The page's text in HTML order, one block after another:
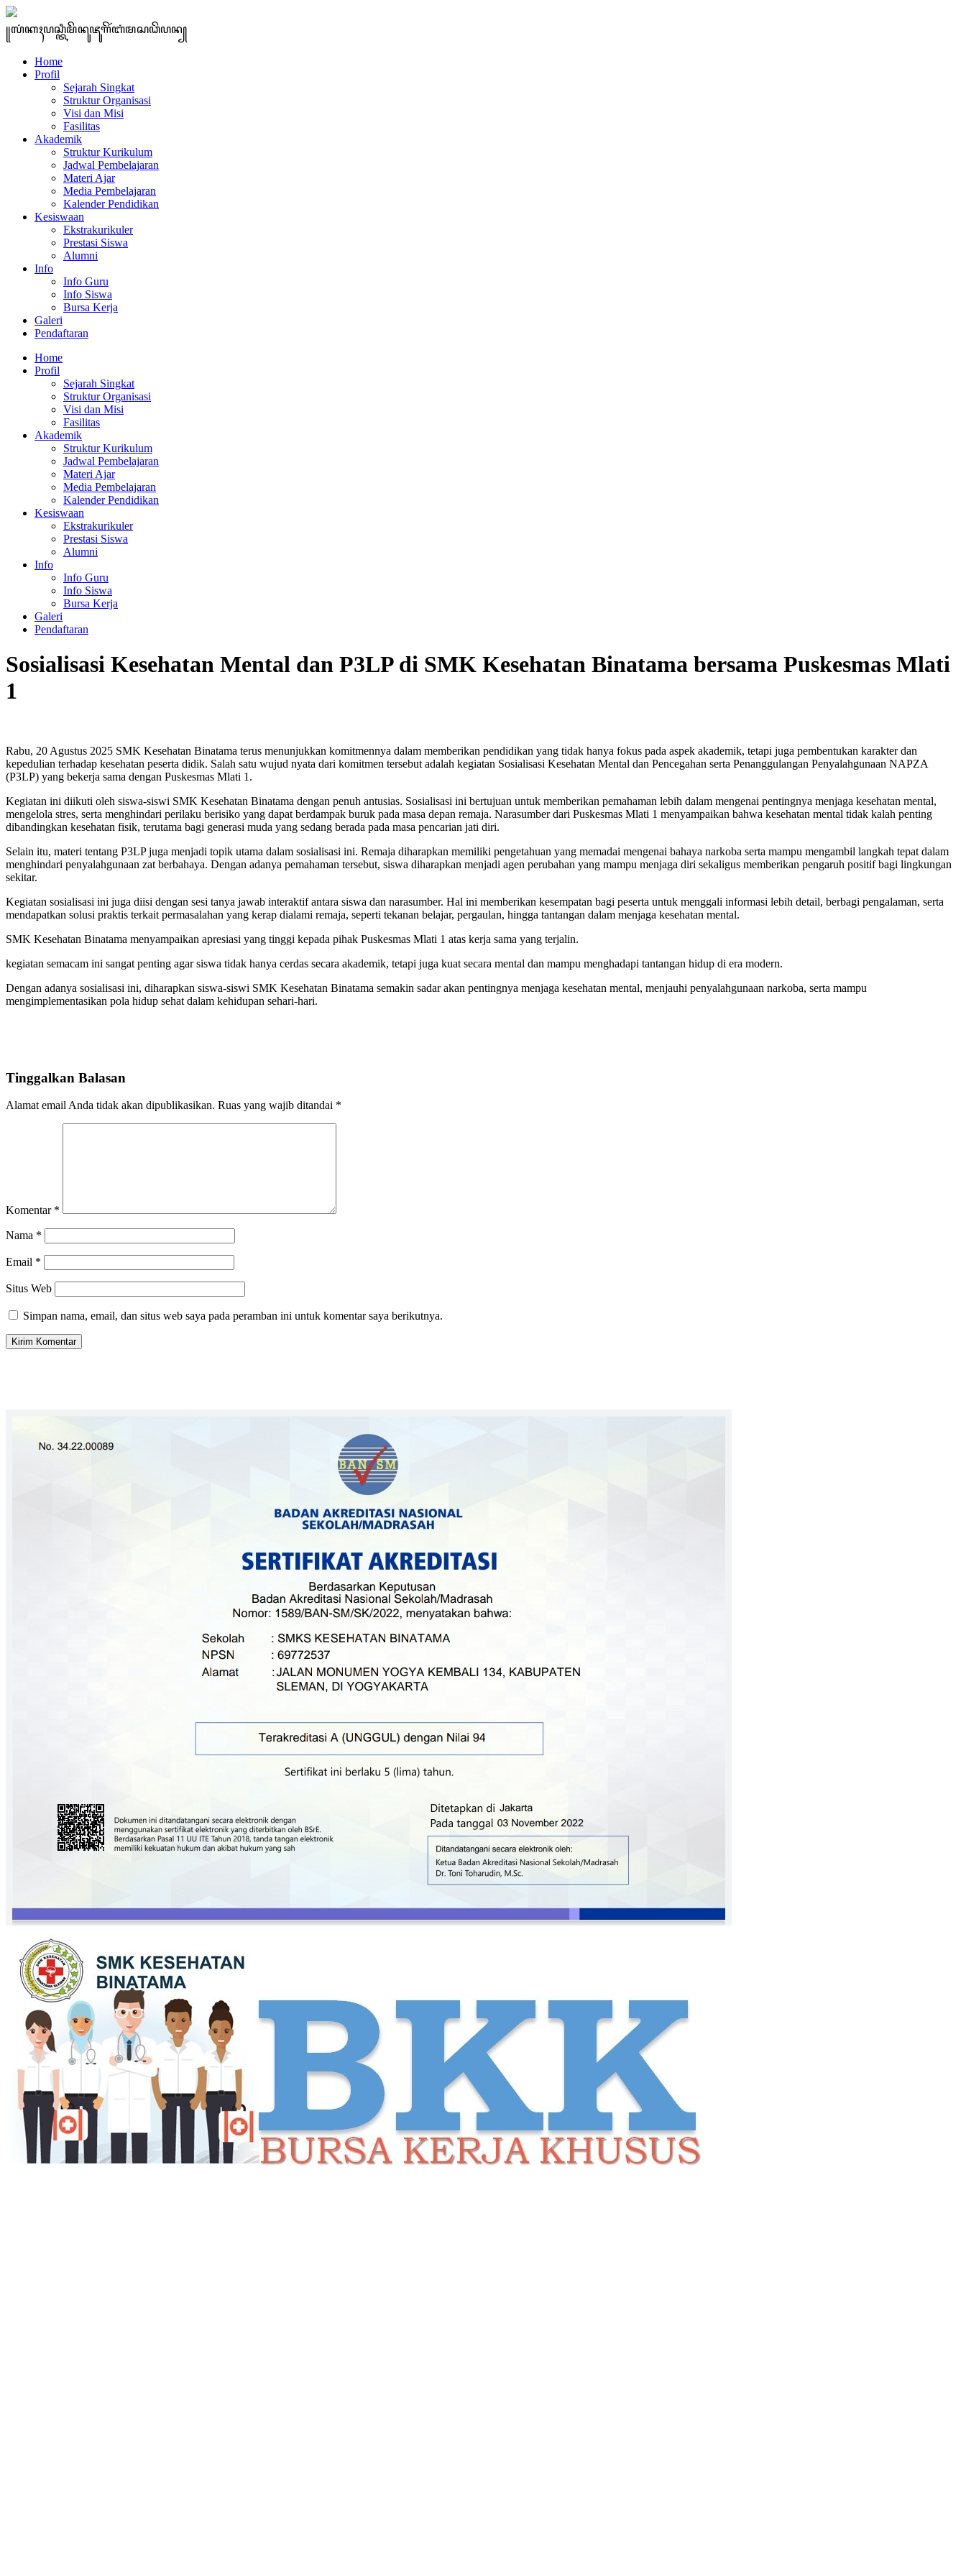
꧋ꦭꦁꦏꦃꦥꦱ꧀ꦠꦶꦩꦼꦤꦸꦗꦸꦒꦼꦂꦧꦁꦩꦱꦣꦼꦥꦤ꧀
Home
Profil
Sejarah Singkat
Struktur Organisasi
Visi dan Misi
Fasilitas
Akademik
Struktur Kurikulum
Jadwal Pembelajaran
Materi Ajar
Media Pembelajaran
Kalender Pendidikan
Kesiswaan
Ekstrakurikuler
Prestasi Siswa
Alumni
Info
Info Guru
Info Siswa
Bursa Kerja
Galeri
Pendaftaran
Home
Profil
Sejarah Singkat
Struktur Organisasi
Visi dan Misi
Fasilitas
Akademik
Struktur Kurikulum
Jadwal Pembelajaran
Materi Ajar
Media Pembelajaran
Kalender Pendidikan
Kesiswaan
Ekstrakurikuler
Prestasi Siswa
Alumni
Info
Info Guru
Info Siswa
Bursa Kerja
Galeri
Pendaftaran
Sosialisasi Kesehatan Mental dan P3LP di SMK Kesehatan Binatama bersama Puskesmas Mlati
1
Rabu, 20 Agustus 2025 SMK Kesehatan Binatama terus menunjukkan komitmennya dalam memberikan pendidikan yang tidak hanya fokus pada aspek akademik, tetapi juga pembentukan karakter dan
kepedulian terhadap kesehatan peserta didik. Salah satu wujud nyata dari komitmen tersebut adalah kegiatan Sosialisasi Kesehatan Mental dan Pencegahan serta Penanggulangan Penyalahgunaan NAPZA
(P3LP) yang bekerja sama dengan Puskesmas Mlati 1.
Kegiatan ini diikuti oleh siswa-siswi SMK Kesehatan Binatama dengan penuh antusias. Sosialisasi ini bertujuan untuk memberikan pemahaman lebih dalam mengenai pentingnya menjaga kesehatan mental,
mengelola stres, serta menghindari perilaku berisiko yang dapat berdampak buruk pada masa depan remaja. Narasumber dari Puskesmas Mlati 1 menyampaikan bahwa kesehatan mental tidak kalah penting
dibandingkan kesehatan fisik, terutama bagi generasi muda yang sedang berada pada masa pencarian jati diri.
Selain itu, materi tentang P3LP juga menjadi topik utama dalam sosialisasi ini. Remaja diharapkan memiliki pengetahuan yang memadai mengenai bahaya narkoba serta mampu mengambil langkah tepat dalam
menghindari penyalahgunaan zat berbahaya. Dengan adanya pemahaman tersebut, siswa diharapkan menjadi agen perubahan yang mampu menjaga diri sekaligus memberikan pengaruh positif bagi lingkungan
sekitar.
Kegiatan sosialisasi ini juga diisi dengan sesi tanya jawab interaktif antara siswa dan narasumber. Hal ini memberikan kesempatan bagi peserta untuk menggali informasi lebih detail, berbagi pengalaman, serta
mendapatkan solusi praktis terkait permasalahan yang kerap dialami remaja, seperti tekanan belajar, pergaulan, hingga tantangan dalam menjaga kesehatan mental.
SMK Kesehatan Binatama menyampaikan apresiasi yang tinggi kepada pihak Puskesmas Mlati 1 atas kerja sama yang terjalin.
kegiatan semacam ini sangat penting agar siswa tidak hanya cerdas secara akademik, tetapi juga kuat secara mental dan mampu menghadapi tantangan hidup di era modern.
Dengan adanya sosialisasi ini, diharapkan siswa-siswi SMK Kesehatan Binatama semakin sadar akan pentingnya menjaga kesehatan mental, menjauhi penyalahgunaan narkoba, serta mampu
mengimplementasikan pola hidup sehat dalam kehidupan sehari-hari.
Tinggalkan Balasan
Alamat email Anda tidak akan dipublikasikan. Ruas yang wajib ditandai *
Komentar *
Nama *
Email *
Situs Web
Simpan nama, email, dan situs web saya pada peramban ini untuk komentar saya berikutnya.